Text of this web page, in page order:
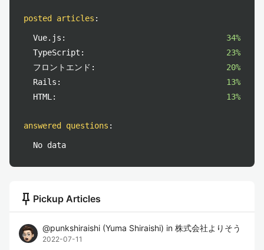
posted articles :
Vue.js:
34%
TypeScript:
23%
フロントエンド:
20%
Rails:
13%
HTML:
13%
answered questions :
No data
push_pin Pickup Articles
@punkshiraishi (Yuma Shiraishi) in 株式会社よりそう
2022-07-11